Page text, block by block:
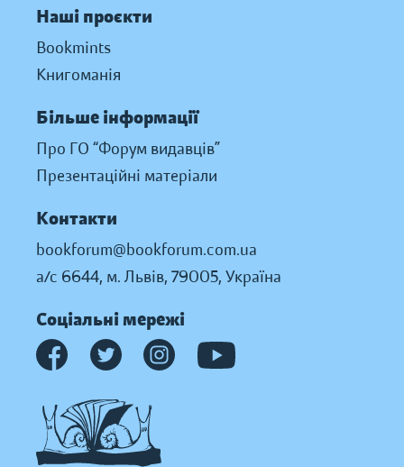
Наші проєкти
Bookmints
Книгоманія
Більше інформації
Про ГО “Форум видавців”
Презентаційні матеріали
Контакти
bookforum@bookforum.com.ua
а/с 6644, м. Львів, 79005, Україна
Соціальні мережі